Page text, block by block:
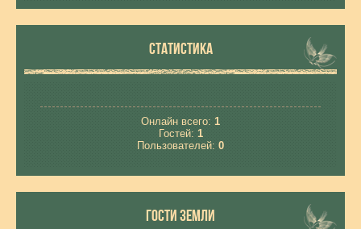
СТАТИСТИКА
Онлайн всего: 1
Гостей: 1
Пользователей: 0
ГОСТИ ЗЕМЛИ